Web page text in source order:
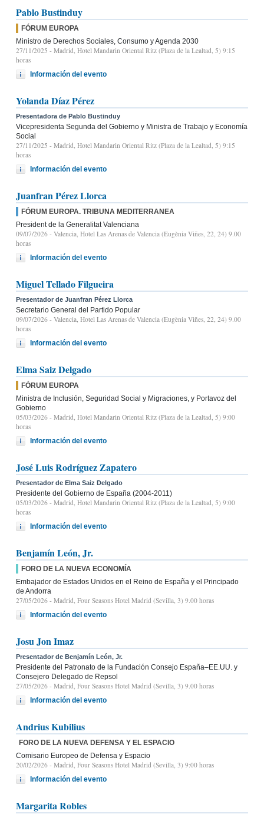
Pablo Bustinduy
FÓRUM EUROPA
Ministro de Derechos Sociales, Consumo y Agenda 2030
27/11/2025 - Madrid, Hotel Mandarin Oriental Ritz (Plaza de la Lealtad, 5) 9:15
horas
Información del evento
Yolanda Díaz Pérez
Presentadora de Pablo Bustinduy
Vicepresidenta Segunda del Gobierno y Ministra de Trabajo y Economía
Social
27/11/2025 - Madrid, Hotel Mandarin Oriental Ritz (Plaza de la Lealtad, 5) 9:15
horas
Información del evento
Juanfran Pérez Llorca
FÓRUM EUROPA. TRIBUNA MEDITERRANEA
President de la Generalitat Valenciana
09/07/2026 - Valencia, Hotel Las Arenas de Valencia (Eugènia Viñes, 22, 24) 9.00
horas
Información del evento
Miguel Tellado Filgueira
Presentador de Juanfran Pérez Llorca
Secretario General del Partido Popular
09/07/2026 - Valencia, Hotel Las Arenas de Valencia (Eugènia Viñes, 22, 24) 9.00
horas
Información del evento
Elma Saiz Delgado
FÓRUM EUROPA
Ministra de Inclusión, Seguridad Social y Migraciones, y Portavoz del
Gobierno
05/03/2026 - Madrid, Hotel Mandarin Oriental Ritz (Plaza de la Lealtad, 5) 9:00
horas
Información del evento
José Luis Rodríguez Zapatero
Presentador de Elma Saiz Delgado
Presidente del Gobierno de España (2004-2011)
05/03/2026 - Madrid, Hotel Mandarin Oriental Ritz (Plaza de la Lealtad, 5) 9:00
horas
Información del evento
Benjamín León, Jr.
FORO DE LA NUEVA ECONOMÍA
Embajador de Estados Unidos en el Reino de España y el Principado
de Andorra
27/05/2026 - Madrid, Four Seasons Hotel Madrid (Sevilla, 3) 9.00 horas
Información del evento
Josu Jon Imaz
Presentador de Benjamín León, Jr.
Presidente del Patronato de la Fundación Consejo España–EE.UU. y
Consejero Delegado de Repsol
27/05/2026 - Madrid, Four Seasons Hotel Madrid (Sevilla, 3) 9.00 horas
Información del evento
Andrius Kubilius
FORO DE LA NUEVA DEFENSA Y EL ESPACIO
Comisario Europeo de Defensa y Espacio
20/02/2026 - Madrid, Four Seasons Hotel Madrid (Sevilla, 3) 9:00 horas
Información del evento
Margarita Robles